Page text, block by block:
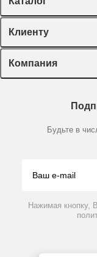
Спецпредложения
Оборудование,
Пластик, стекло,
Химические
Производители
Клиенту
Лекторий Диаэм
Доставка и оплата
Мобильное
Компания
Партнеры
Контакты
Будьте в
Нажимая кнопку,